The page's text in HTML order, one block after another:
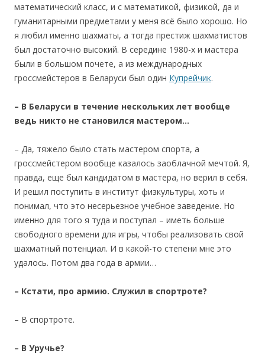
математический класс, и с математикой, физикой, да и
гуманитарными предметами у меня всё было хорошо. Но
я любил именно шахматы, а тогда престиж шахматистов
был достаточно высокий. В середине 1980-х и мастера
были в большом почете, а из международных
гроссмейстеров в Беларуси был один Купрейчик.
– В Беларуси в течение нескольких лет вообще
ведь никто не становился мастером…
– Да, тяжело было стать мастером спорта, а
гроссмейстером вообще казалось заоблачной мечтой. Я,
правда, еще был кандидатом в мастера, но верил в себя.
И решил поступить в институт физкультуры, хоть и
понимал, что это несерьезное учебное заведение. Но
именно для того я туда и поступал – иметь больше
свободного времени для игры, чтобы реализовать свой
шахматный потенциал. И в какой-то степени мне это
удалось. Потом два года в армии…
– Кстати, про армию. Служил в спортроте?
– В спортроте.
– В Уручье?